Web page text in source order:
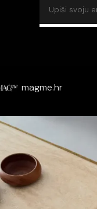
magme.hr